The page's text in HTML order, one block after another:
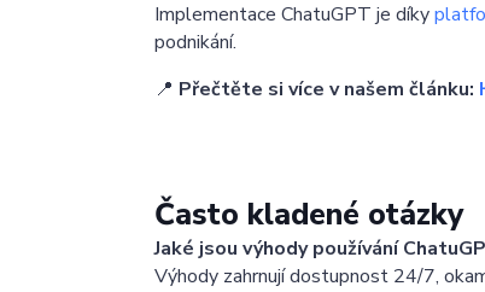
Implementace ChatuGPT je díky
podnikání.
📍 Přečtěte si více v našem článku:
Často kladené otázky
Jaké jsou výhody používání
Výhody zahrnují dostupnost 24/7,